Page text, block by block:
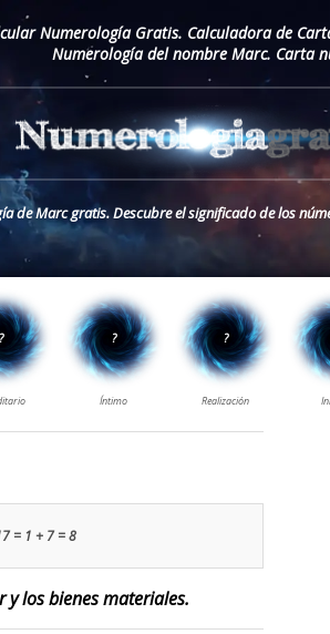
Numerología Gratis. Calculadora de
Numerología del nombre Marc. Carta
de Marc gratis. Descubre el significado de los
= 1 + 7 = 8
y los bienes materiales.